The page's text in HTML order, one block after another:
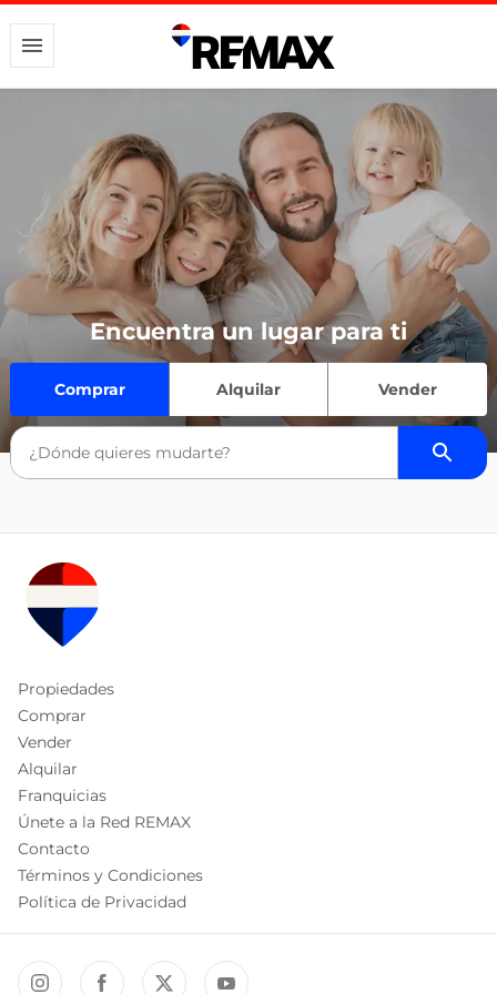
Encuentra un lugar para ti
Comprar Alquilar Vender
Propiedades
Comprar
Vender
Alquilar
Franquicias
Únete a la Red REMAX
Contacto
Términos y Condiciones
Política de Privacidad